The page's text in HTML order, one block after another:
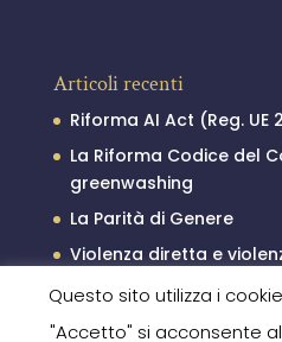
Articoli recenti
Riforma AI Act (Reg. UE
La Riforma Codice del
greenwashing
La Parità di Genere
Violenza diretta e
Il processo penale
Questo sito utilizza i
"Accetto" si acconsente